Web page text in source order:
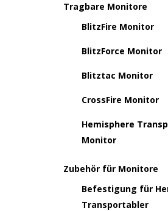
Tragbare Monitore
BlitzFire Monitor
BlitzForce Monitor
Blitztac Monitor
CrossFire Monitor
Hemisphere
Monitor
Zubehör für Monitore
Befestigung für
Transportabler